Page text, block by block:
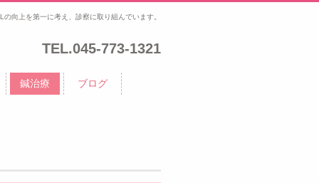
向上を第一に考え、診察に取り組んでいます。
TEL.045-773-1321
鍼治療 ブログ